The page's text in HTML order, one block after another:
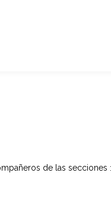
de las secciones